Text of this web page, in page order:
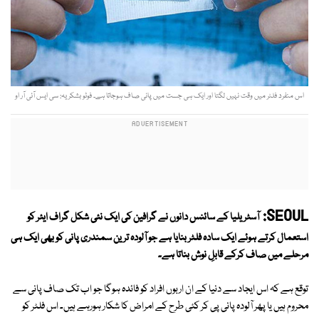
اس منفرد فلٹر میں وقت نہیں لگتا اور ایک ہی جست میں پانی صاف ہوجاتا ہے۔ فوٹو بشکریہ: سی ایس آئی آر او
SEOUL: آسٹریلیا کے سائنس دانوں نے گرافین کی ایک نئی شکل گراف ایئر کو
استعمال کرتے ہوئے ایک سادہ فلٹر بنایا ہے جو آلودہ ترین سمندری پانی کو بھی ایک ہی
مرحلے میں صاف کرکے قابلِ نوش بناتا ہے۔
توقع ہے کہ اس ایجاد سے دنیا کے ان اربوں افراد کو فائدہ ہوگا جو اب تک صاف پانی سے
محروم ہیں یا پھر آلودہ پانی پی کر کئی طرح کے امراض کا شکار ہورہے ہیں۔ اس فلٹر کو